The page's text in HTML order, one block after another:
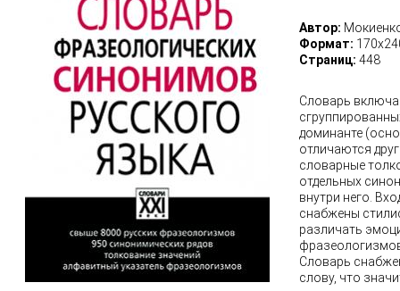
Автор:
Формат:
Страниц: 448
Словарь
доминанте
отличаются
словарные
отдельных
внутри него.
снабжены
различать
Словарь
слову, что